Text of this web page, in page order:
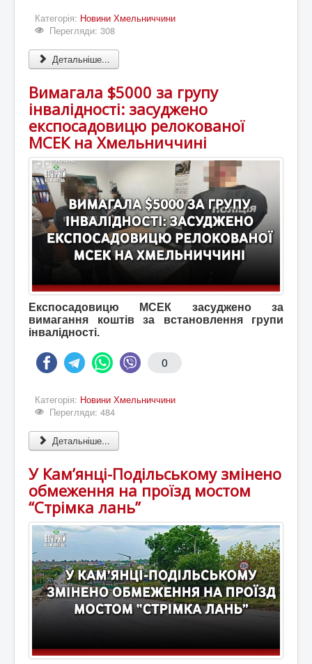
Категорія: Новини Хмельниччини
Перегляди: 308
Детальніше...
Вимагала $5000 за групу
інвалідності: засуджено
експосадовицю релокованої
МСЕК на Хмельниччині
Експосадовицю МСЕК засуджено за
вимагання коштів за встановлення групи
інвалідності.
0
Категорія: Новини Хмельниччини
Перегляди: 484
Детальніше...
У Кам’янці-Подільському змінено
обмеження на проїзд мостом
“Стрімка лань”